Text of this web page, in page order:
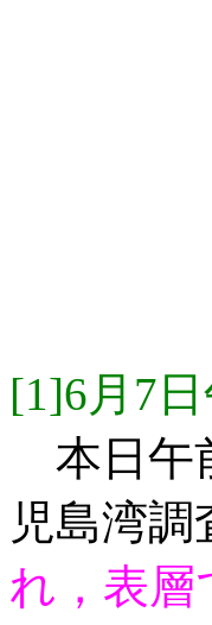
[1]6月7
本日午
児島湾調
れ，表層